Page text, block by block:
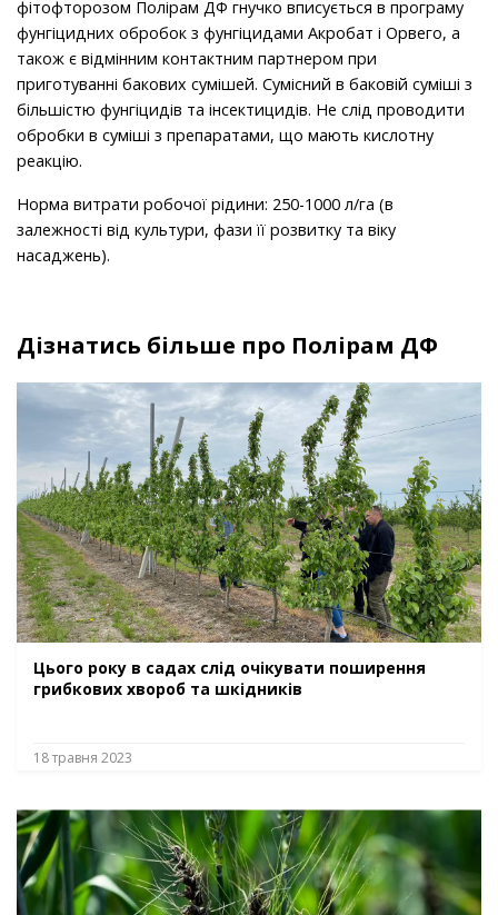
фітофторозом Полірам ДФ гнучко вписується в програму
фунгіцидних обробок з фунгіцидами Акробат і Орвего, а
також є відмінним контактним партнером при
приготуванні бакових сумішей. Сумісний в баковій суміші з
більшістю фунгіцидів та інсектицидів. Не слід проводити
обробки в суміші з препаратами, що мають кислотну
реакцію.
Норма витрати робочої рідини: 250-1000 л/га (в
залежності від культури, фази її розвитку та віку
насаджень).
Дізнатись більше про Полірам ДФ
Цього року в садах слід очікувати поширення
грибкових хвороб та шкідників
18 травня 2023